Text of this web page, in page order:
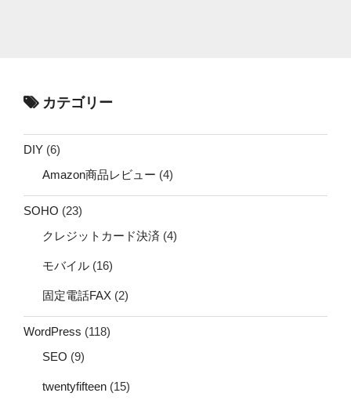
カテゴリー
DIY (6)
Amazon商品レビュー (4)
SOHO (23)
クレジットカード決済 (4)
モバイル (16)
固定電話FAX (2)
WordPress (118)
SEO (9)
twentyfifteen (15)